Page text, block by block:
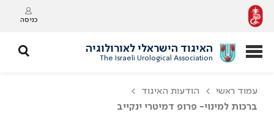
כניסה
האיגוד הישראלי לאורולוגיה
The Israeli Urological Association
עמוד ראשי
הודעות האיגוד
ברכות למינוי- פרופ דמיטרי ינקייב